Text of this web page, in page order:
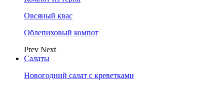
Овсяный квас
Облепиховый компот
Prev Next
Салаты
Новогодний салат с креветками